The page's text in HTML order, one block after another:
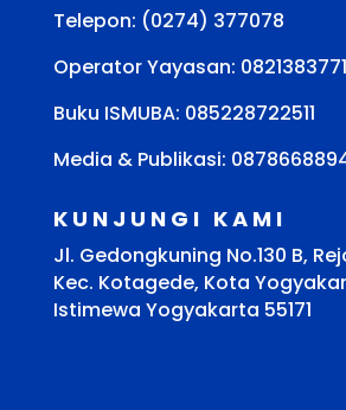
Telepon: (0274) 377078
Operator Yayasan:
Buku ISMUBA: 085228722511
Media & Publikasi:
KUNJUNGI KAMI
Jl. Gedongkuning No.130 B,
Kec. Kotagede, Kota
Istimewa Yogyakarta 55171